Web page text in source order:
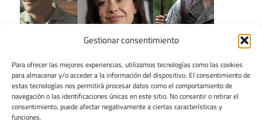
Gestionar consentimiento
Para ofrecer las mejores experiencias, utilizamos tecnologías como las cookies
para almacenar y/o acceder a la información del dispositivo. El consentimiento de
estas tecnologías nos permitirá procesar datos como el comportamiento de
navegación o las identificaciones únicas en este sitio. No consentir o retirar el
consentimiento, puede afectar negativamente a ciertas características y
funciones.